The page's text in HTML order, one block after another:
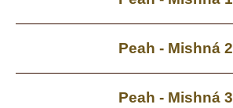
Peah - Mishná 2
Peah - Mishná 3